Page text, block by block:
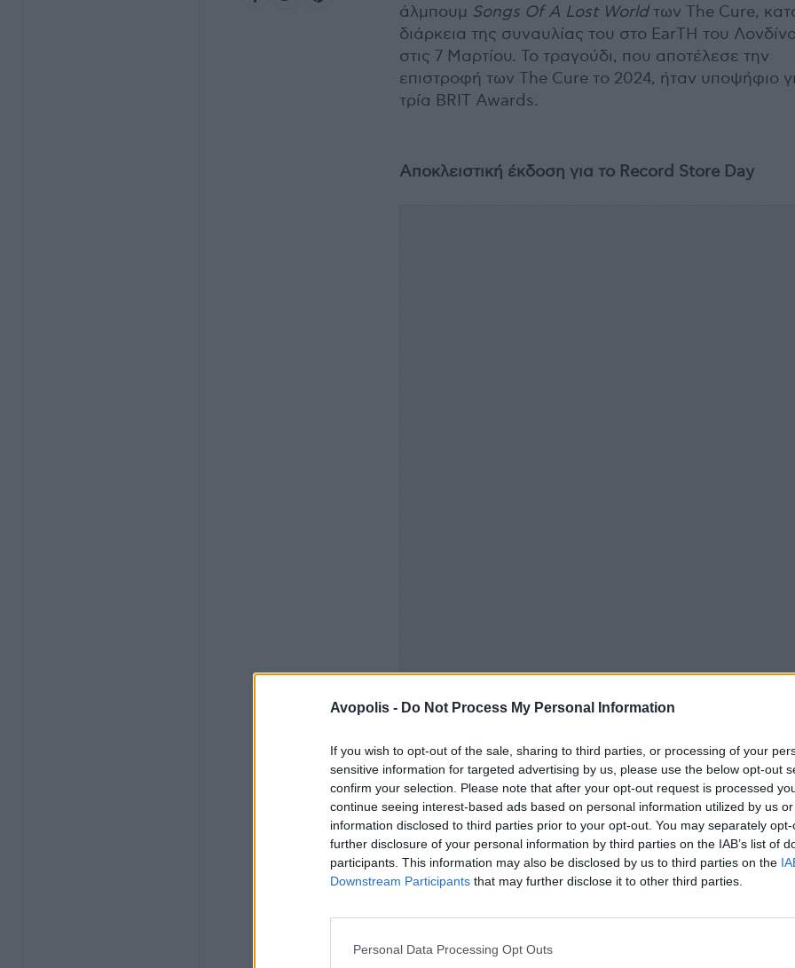
Avopolis - Do Not Process My Personal Information
If you wish to opt-out of the sale, sharing to third parties, or processing of your
sensitive information for targeted advertising by us, please use the below opt-out
confirm your selection. Please note that after your opt-out request is processed
continue seeing interest-based ads based on personal information utilized by us
information disclosed to third parties prior to your opt-out. You may separately
further disclosure of your personal information by third parties on the IAB’s list of
participants. This information may also be disclosed by us to third parties on the
Downstream Participants that may further disclose it to other third parties.
Personal Data Processing Opt Outs
άλμπουμ Songs Of A Lost Worldτων The Cure,
διάρκεια της συναυλίας του στο EarTH του
στις 7 Μαρτίου. Το τραγούδι, που αποτέλεσε την
επιστροφή των The Cure το 2024, ήταν υποψήφιο
τρία BRIT Awards.
Αποκλειστική έκδοση για το Record Store Day
media τους ότι το remix του "Alone" από τον Four